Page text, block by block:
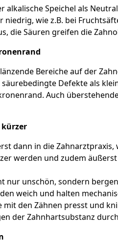
alkalische Speichel als
niedrig, wie z.B. bei
die Säuren greifen die
Bereiche auf der
Defekte als
Auch
kürzer
dann in die
werden und zudem
nur unschön, sondern
weich und halten
den Zähnen presst und
der Zahnhartsubstanz